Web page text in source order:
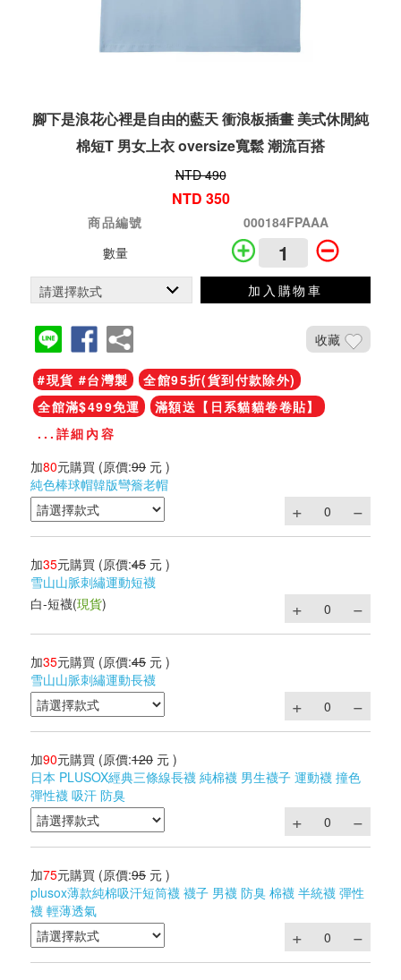
腳下是浪花心裡是自由的藍天 衝浪板插畫 美式休閒純
棉短T 男女上衣 oversize寬鬆 潮流百搭
NTD 490
NTD 350
商品編號
000184FPAAA
數量
加入購物車
收藏
#現貨 #台灣製
全館95折(貨到付款除外)
全館滿$499免運
滿額送【日系貓貓卷卷貼】
...詳細內容
加80元購買 (原價:99 元 )
純色棒球帽韓版彎簷老帽
加35元購買 (原價:45 元 )
雪山山脈刺繡運動短襪
白-短襪(現貨)
加35元購買 (原價:45 元 )
雪山山脈刺繡運動長襪
加90元購買 (原價:120 元 )
日本 PLUSOX經典三條線長襪 純棉襪 男生襪子 運動襪 撞色
彈性襪 吸汗 防臭
加75元購買 (原價:95 元 )
plusox薄款純棉吸汗短筒襪 襪子 男襪 防臭 棉襪 半統襪 彈性
襪 輕薄透氣